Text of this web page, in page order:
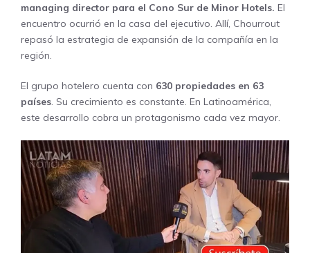
managing director para el Cono Sur de Minor Hotels. El
encuentro ocurrió en la casa del ejecutivo. Allí, Chourrout
repasó la estrategia de expansión de la compañía en la
región.
El grupo hotelero cuenta con 630 propiedades en 63
países. Su crecimiento es constante. En Latinoamérica,
este desarrollo cobra un protagonismo cada vez mayor.